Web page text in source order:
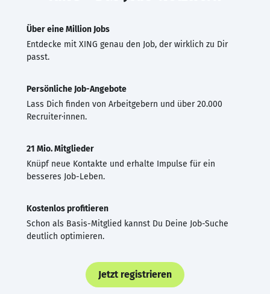
Über eine Million Jobs
Entdecke mit XING genau den Job, der wirklich zu Dir
passt.
Persönliche Job-Angebote
Lass Dich finden von Arbeitgebern und über 20.000
Recruiter·innen.
21 Mio. Mitglieder
Knüpf neue Kontakte und erhalte Impulse für ein
besseres Job-Leben.
Kostenlos profitieren
Schon als Basis-Mitglied kannst Du Deine Job-Suche
deutlich optimieren.
Jetzt registrieren